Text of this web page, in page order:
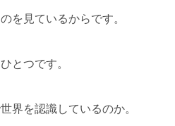
を見ているからです。
とつです。
界を認識しているのか。